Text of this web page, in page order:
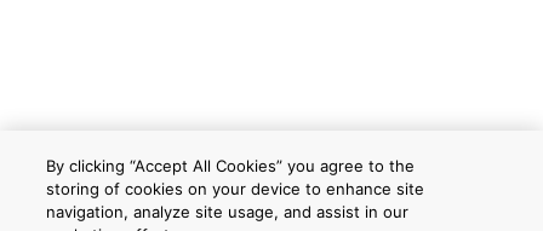
By clicking “Accept All Cookies” you agree to the
storing of cookies on your device to enhance site
navigation, analyze site usage, and assist in our